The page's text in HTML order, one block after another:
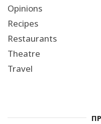
Opinions
Recipes
Restaurants
Theatre
Travel